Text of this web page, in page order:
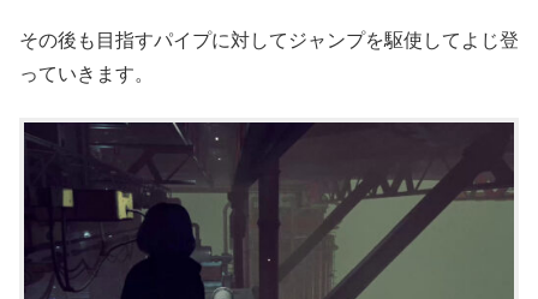
その後も目指すパイプに対してジャンプを駆使してよじ登
っていきます。